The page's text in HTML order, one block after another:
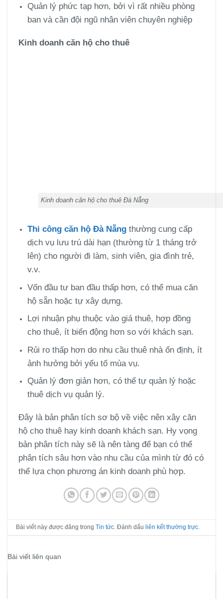
Quản lý phức tạp hơn, bởi vì rất nhiều phòng
ban và cần đội ngũ nhân viên chuyên nghiệp
Kinh doanh căn hộ cho thuê
Kinh doanh căn hộ cho thuê Đà Nẵng
Thi công căn hộ Đà Nẵng thường cung cấp
dịch vụ lưu trú dài hạn (thường từ 1 tháng trở
lên) cho người đi làm, sinh viên, gia đình trẻ,
v.v.
Vốn đầu tư ban đầu thấp hơn, có thể mua căn
hộ sẵn hoặc tự xây dựng.
Lợi nhuận phụ thuộc vào giá thuê, hợp đồng
cho thuê, ít biến động hơn so với khách sạn.
Rủi ro thấp hơn do nhu cầu thuê nhà ổn định, ít
ảnh hưởng bởi yếu tố mùa vụ.
Quản lý đơn giản hơn, có thể tự quản lý hoặc
thuê dịch vụ quản lý.
Đây là bản phân tích sơ bộ về việc nên xây căn
hộ cho thuê hay kinh doanh khách sạn. Hy vọng
bản phân tích này sẽ là nên tàng để bạn có thể
phân tích sâu hơn vào nhu cầu của mình từ đó có
thể lựa chọn phương án kinh doanh phù hợp.
Bài viết này được đăng trongTin tức . Đánh dấu liên kết thường trực
Bài viết liên quan